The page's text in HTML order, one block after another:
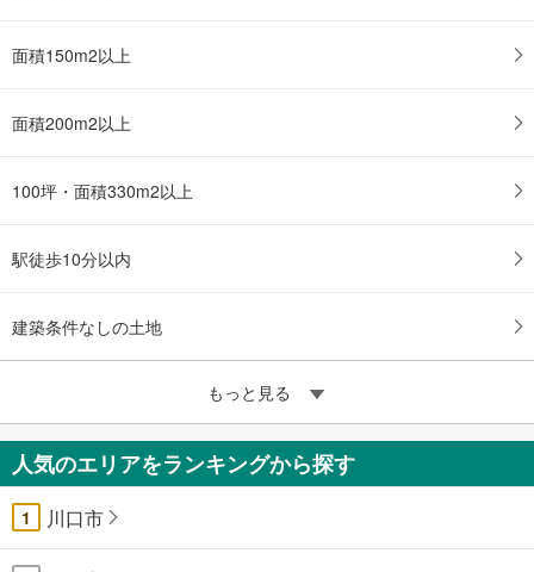
面積150m2以上
面積200m2以上
100坪・面積330m2以上
駅徒歩10分以内
建築条件なしの土地
もっと見る
人気のエリアをランキングから探す
1 川口市